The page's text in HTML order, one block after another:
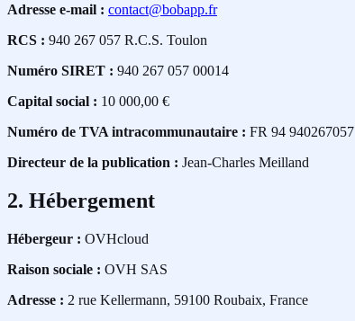
Adresse e-mail : contact@bobapp.fr
RCS : 940 267 057 R.C.S. Toulon
Numéro SIRET : 940 267 057 00014
Capital social : 10 000,00 €
Numéro de TVA intracommunautaire : FR 94 940267057
Directeur de la publication : Jean-Charles Meilland
2. Hébergement
Hébergeur : OVHcloud
Raison sociale : OVH SAS
Adresse : 2 rue Kellermann, 59100 Roubaix, France